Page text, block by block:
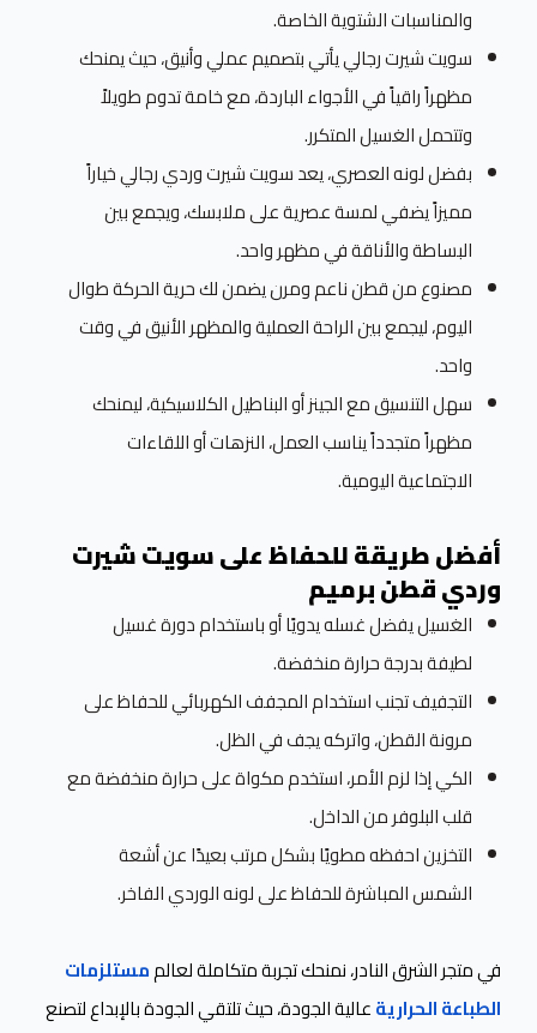
والمناسبات الشتوية الخاصة.
سويت شيرت رجالي يأتي بتصميم عملي وأنيق، حيث يمنحك
مظهراً راقياً في الأجواء الباردة، مع خامة تدوم طويلاً
وتتحمل الغسيل المتكرر.
بفضل لونه العصري، يعد سويت شيرت وردي رجالي خياراً
مميزاً يضفي لمسة عصرية على ملابسك، ويجمع بين
البساطة والأناقة في مظهر واحد.
مصنوع من قطن ناعم ومرن يضمن لك حرية الحركة طوال
اليوم، ليجمع بين الراحة العملية والمظهر الأنيق في وقت
واحد.
سهل التنسيق مع الجينز أو البناطيل الكلاسيكية، ليمنحك
مظهراً متجدداً يناسب العمل، النزهات أو اللقاءات
الاجتماعية اليومية.
أفضل طريقة للحفاظ على سويت شيرت
وردي قطن برميم
الغسيل يفضل غسله يدويًا أو باستخدام دورة غسيل
لطيفة بدرجة حرارة منخفضة.
التجفيف تجنب استخدام المجفف الكهربائي للحفاظ على
مرونة القطن، واتركه يجف في الظل.
الكي إذا لزم الأمر، استخدم مكواة على حرارة منخفضة مع
قلب البلوفر من الداخل.
التخزين احفظه مطويًا بشكل مرتب بعيدًا عن أشعة
الشمس المباشرة للحفاظ على لونه الوردي الفاخر.
في متجر الشرق النادر، نمنحك تجربة متكاملة لعالممستلزمات
الطباعة الحراريةعالية الجودة، حيث تلتقي الجودة بالإبداع لتصنع